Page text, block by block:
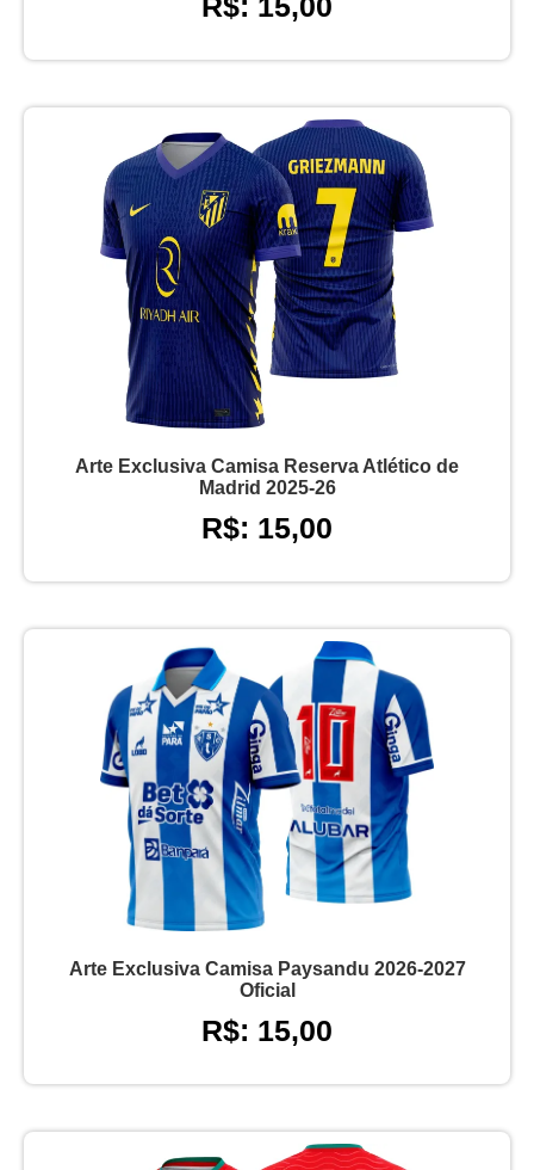
Arte Exclusiva Camisa Reserva Atlético de
Madrid 2025-26
R$: 15,00
Arte Exclusiva Camisa Paysandu 2026-2027
Oficial
R$: 15,00